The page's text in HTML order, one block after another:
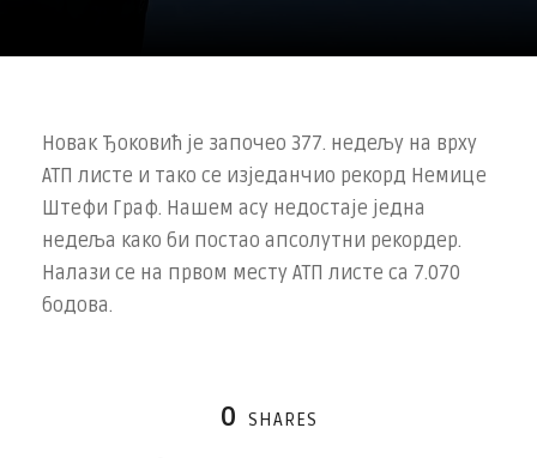
Новак Ђоковић је започео 377. недељу на врху
АТП листе и тако се изједанчио рекорд Немице
Штефи Граф. Нашем асу недостаје једна
недеља како би постао апсолутни рекордер.
Налази се на првом месту АТП листе са 7.070
бодова.
0 SHARES